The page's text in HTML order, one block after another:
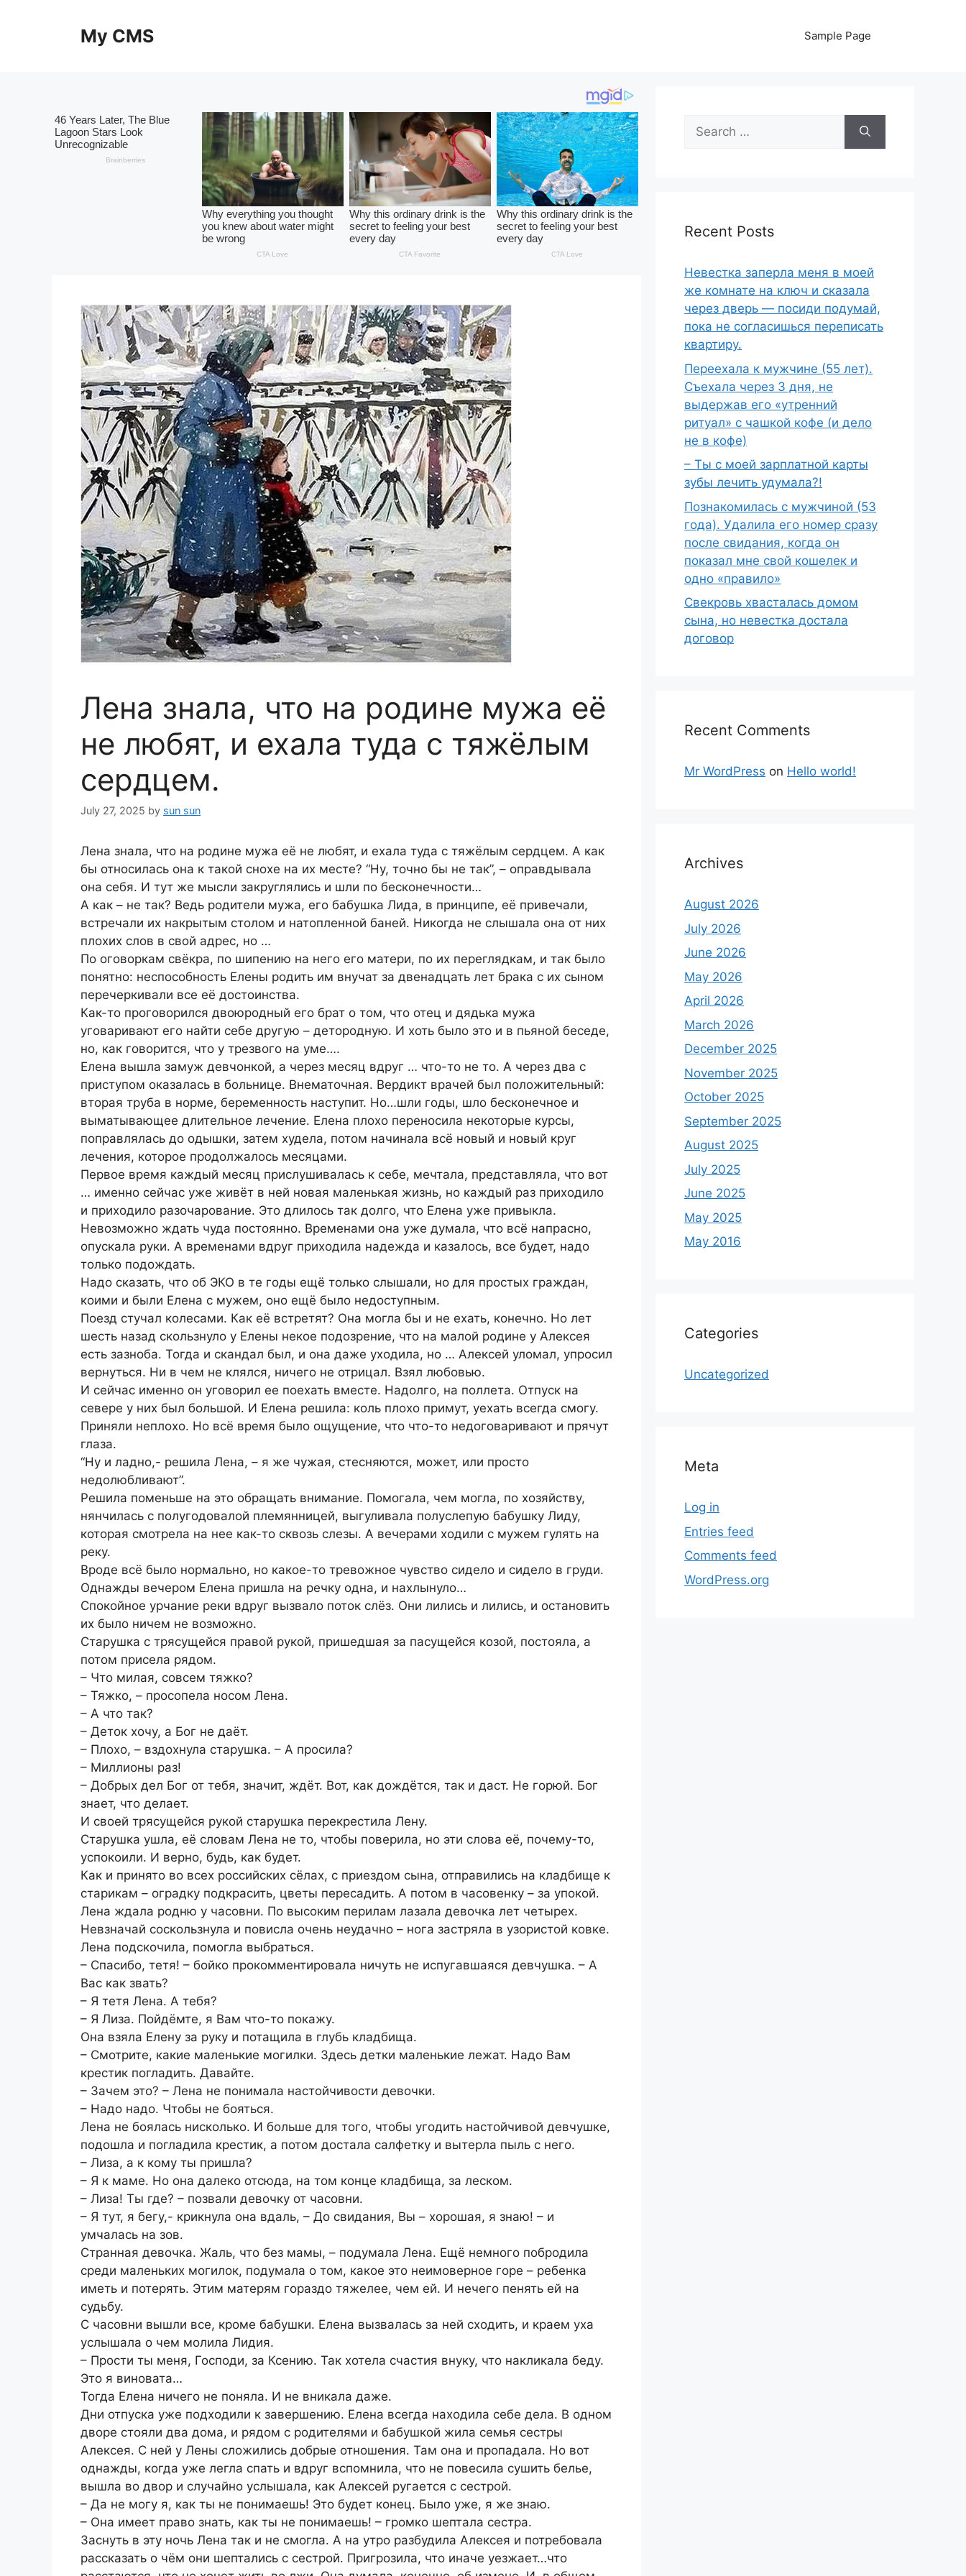
My CMS Sample Page
Лена знала, что на родине мужа её
не любят, и ехала туда с тяжёлым
сердцем.
July 27, 2025 by sun sun
Лена знала, что на родине мужа её не любят, и ехала туда с тяжёлым сердцем. А как
бы относилась она к такой снохе на их месте? “Ну, точно бы не так”, – оправдывала
она себя. И тут же мысли закруглялись и шли по бесконечности…
А как – не так? Ведь родители мужа, его бабушка Лида, в принципе, её привечали,
встречали их накрытым столом и натопленной баней. Никогда не слышала она от них
плохих слов в свой адрес, но …
По оговоркам свёкра, по шипению на него его матери, по их переглядкам, и так было
понятно: неспособность Елены родить им внучат за двенадцать лет брака с их сыном
перечеркивали все её достоинства.
Как-то проговорился двоюродный его брат о том, что отец и дядька мужа
уговаривают его найти себе другую – детородную. И хоть было это и в пьяной беседе,
но, как говорится, что у трезвого на уме….
Елена вышла замуж девчонкой, а через месяц вдруг … что-то не то. А через два с
приступом оказалась в больнице. Внематочная. Вердикт врачей был положительный:
вторая труба в норме, беременность наступит. Но…шли годы, шло бесконечное и
выматывающее длительное лечение. Елена плохо переносила некоторые курсы,
поправлялась до одышки, затем худела, потом начинала всё новый и новый круг
лечения, которое продолжалось месяцами.
Первое время каждый месяц прислушивалась к себе, мечтала, представляла, что вот
… именно сейчас уже живёт в ней новая маленькая жизнь, но каждый раз приходило
и приходило разочарование. Это длилось так долго, что Елена уже привыкла.
Невозможно ждать чуда постоянно. Временами она уже думала, что всё напрасно,
опускала руки. А временами вдруг приходила надежда и казалось, все будет, надо
только подождать.
Надо сказать, что об ЭКО в те годы ещё только слышали, но для простых граждан,
коими и были Елена с мужем, оно ещё было недоступным.
Поезд стучал колесами. Как её встретят? Она могла бы и не ехать, конечно. Но лет
шесть назад скользнуло у Елены некое подозрение, что на малой родине у Алексея
есть зазноба. Тогда и скандал был, и она даже уходила, но … Алексей уломал, упросил
вернуться. Ни в чем не клялся, ничего не отрицал. Взял любовью.
И сейчас именно он уговорил ее поехать вместе. Надолго, на поллета. Отпуск на
севере у них был большой. И Елена решила: коль плохо примут, уехать всегда смогу.
Приняли неплохо. Но всё время было ощущение, что что-то недоговаривают и прячут
глаза.
“Ну и ладно,- решила Лена, – я же чужая, стесняются, может, или просто
недолюбливают”.
Решила поменьше на это обращать внимание. Помогала, чем могла, по хозяйству,
нянчилась с полугодовалой племянницей, выгуливала полуслепую бабушку Лиду,
которая смотрела на нее как-то сквозь слезы. А вечерами ходили с мужем гулять на
реку.
Вроде всё было нормально, но какое-то тревожное чувство сидело и сидело в груди.
Однажды вечером Елена пришла на речку одна, и нахлынуло…
Спокойное урчание реки вдруг вызвало поток слёз. Они лились и лились, и остановить
их было ничем не возможно.
Старушка с трясущейся правой рукой, пришедшая за пасущейся козой, постояла, а
потом присела рядом.
– Что милая, совсем тяжко?
– Тяжко, – просопела носом Лена.
– А что так?
– Деток хочу, а Бог не даёт.
– Плохо, – вздохнула старушка. – А просила?
– Миллионы раз!
– Добрых дел Бог от тебя, значит, ждёт. Вот, как дождётся, так и даст. Не горюй. Бог
знает, что делает.
И своей трясущейся рукой старушка перекрестила Лену.
Старушка ушла, её словам Лена не то, чтобы поверила, но эти слова её, почему-то,
успокоили. И верно, будь, как будет.
Как и принято во всех российских сёлах, с приездом сына, отправились на кладбище к
старикам – оградку подкрасить, цветы пересадить. А потом в часовенку – за упокой.
Лена ждала родню у часовни. По высоким перилам лазала девочка лет четырех.
Невзначай соскользнула и повисла очень неудачно – нога застряла в узористой ковке.
Лена подскочила, помогла выбраться.
– Спасибо, тетя! – бойко прокомментировала ничуть не испугавшаяся девчушка. – А
Вас как звать?
– Я тетя Лена. А тебя?
– Я Лиза. Пойдёмте, я Вам что-то покажу.
Она взяла Елену за руку и потащила в глубь кладбища.
– Смотрите, какие маленькие могилки. Здесь детки маленькие лежат. Надо Вам
крестик погладить. Давайте.
– Зачем это? – Лена не понимала настойчивости девочки.
– Надо надо. Чтобы не бояться.
Лена не боялась нисколько. И больше для того, чтобы угодить настойчивой девчушке,
подошла и погладила крестик, а потом достала салфетку и вытерла пыль с него.
– Лиза, а к кому ты пришла?
– Я к маме. Но она далеко отсюда, на том конце кладбища, за леском.
– Лиза! Ты где? – позвали девочку от часовни.
– Я тут, я бегу,- крикнула она вдаль, – До свидания, Вы – хорошая, я знаю! – и
умчалась на зов.
Странная девочка. Жаль, что без мамы, – подумала Лена. Ещё немного побродила
среди маленьких могилок, подумала о том, какое это неимоверное горе – ребенка
иметь и потерять. Этим матерям гораздо тяжелее, чем ей. И нечего пенять ей на
судьбу.
С часовни вышли все, кроме бабушки. Елена вызвалась за ней сходить, и краем уха
услышала о чем молила Лидия.
– Прости ты меня, Господи, за Ксению. Так хотела счастия внуку, что накликала беду.
Это я виновата…
Тогда Елена ничего не поняла. И не вникала даже.
Дни отпуска уже подходили к завершению. Елена всегда находила себе дела. В одном
дворе стояли два дома, и рядом с родителями и бабушкой жила семья сестры
Алексея. С ней у Лены сложились добрые отношения. Там она и пропадала. Но вот
однажды, когда уже легла спать и вдруг вспомнила, что не повесила сушить белье,
вышла во двор и случайно услышала, как Алексей ругается с сестрой.
– Да не могу я, как ты не понимаешь! Это будет конец. Было уже, я же знаю.
– Она имеет право знать, как ты не понимаешь! – громко шептала сестра.
Заснуть в эту ночь Лена так и не смогла. А на утро разбудила Алексея и потребовала
рассказать о чём они шептались с сестрой. Пригрозила, что иначе уезжает…что
Search
for:
Recent Posts
Невестка заперла меня в моей
же комнате на ключ и сказала
через дверь — посиди подумай,
пока не согласишься переписать
квартиру.
Переехала к мужчине (55 лет).
Съехала через 3 дня, не
выдержав его «утренний
ритуал» с чашкой кофе (и дело
не в кофе)
– Ты с моей зарплатной карты
зубы лечить удумала?!
Познакомилась с мужчиной (53
года). Удалила его номер сразу
после свидания, когда он
показал мне свой кошелек и
одно «правило»
Свекровь хвасталась домом
сына, но невестка достала
договор
Recent Comments
Mr WordPress on Hello world!
Archives
August 2026
July 2026
June 2026
May 2026
April 2026
March 2026
December 2025
November 2025
October 2025
September 2025
August 2025
July 2025
June 2025
May 2025
May 2016
Categories
Uncategorized
Meta
Log in
Entries feed
Comments feed
WordPress.org